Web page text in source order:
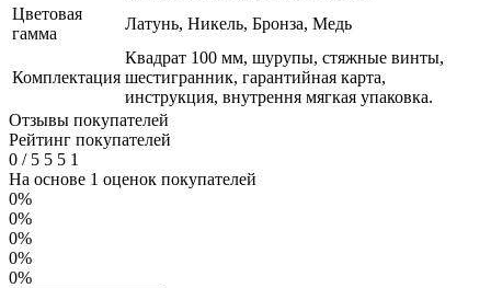
Цветовая
гамма
Латунь, Никель, Бронза, Медь
Комплектация
Квадрат 100 мм, шурупы, стяжные винты,
шестигранник, гарантийная карта,
инструкция, внутрення мягкая упаковка.
Отзывы покупателей
Рейтинг покупателей
0 /5 5 5 1
На основе 1 оценок покупателей
0%
0%
0%
0%
0%